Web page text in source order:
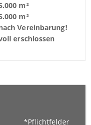
m²
m²
Vereinbarung!
erschlossen
*Pflichtfelder